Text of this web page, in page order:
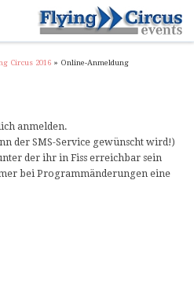
Circus 2016 » Online-Anmeldung
anmelden.
der SMS-Service gewünscht wird!)
der ihr in Fiss erreichbar sein
bei Programmänderungen eine